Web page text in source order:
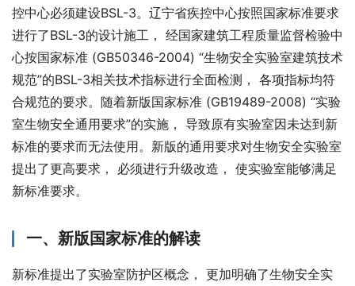
控中心必须建设BSL-3。辽宁省疾控中心按照国家标准要求
进行了BSL-3的设计施工， 经国家建筑工程质量监督检验中
心按国家标准 (GB50346-2004) “生物安全实验室建筑技术
规范”的BSL-3相关技术指标进行全面检测， 各项指标均符
合规范的要求。随着新版国家标准 (GB19489-2008) “实验
室生物安全通用要求”的实施， 导致原有实验室因未达到新
标准的要求而无法使用。新版的通用要求对生物安全实验室
提出了更高要求， 必须进行升级改造， 使实验室能够满足
新标准要求。
一、新版国家标准的解读
新标准提出了实验室防护区概念， 更加明确了生物安全实